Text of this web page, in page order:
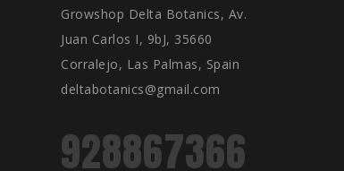
Growshop Delta Botanics, Av.
Juan Carlos I, 9bJ, 35660
Corralejo, Las Palmas, Spain
deltabotanics@gmail.com
928867366